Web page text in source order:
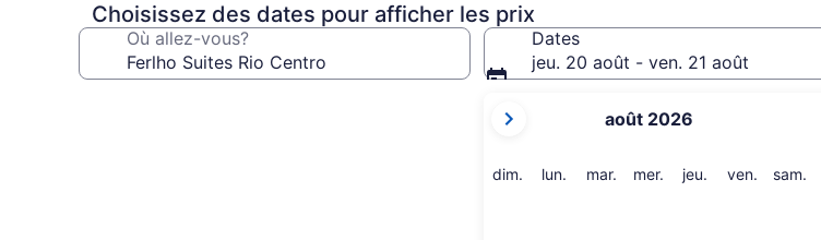
Choisissez des dates pour afficher les prix
Où allez-vous?
Dates
jeu. 20 août - ven. 21 août
mois
sont
août 2026
dim. dimanche
lun. lundimar. mardi
mer. mercredi
jeu. jeudiven. vendredi
sam.